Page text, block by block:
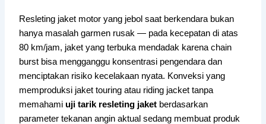
Resleting jaket motor yang jebol saat berkendara bukan
hanya masalah garmen rusak — pada kecepatan di atas
80 km/jam, jaket yang terbuka mendadak karena chain
burst bisa mengganggu konsentrasi pengendara dan
menciptakan risiko kecelakaan nyata. Konveksi yang
memproduksi jaket touring atau riding jacket tanpa
memahami uji tarik resleting jaket berdasarkan
parameter tekanan angin aktual sedang membuat produk